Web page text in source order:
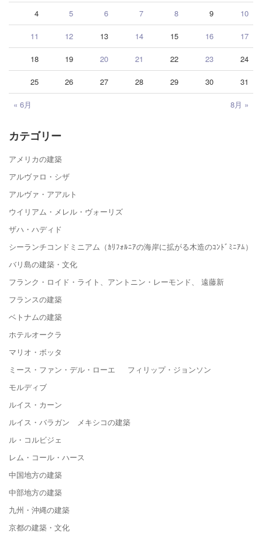
« 6月 8月 »
4 5 6 7 8 9 10
11 12 13 14 15 16 17
18 19 20 21 22 23 24
25 26 27 28 29 30 31
カテゴリー
アメリカの建築
アルヴァロ・シザ
アルヴァ・アアルト
ウイリアム・メレル・ヴォーリズ
ザハ・ハディド
シーランチコンドミニアム（ｶﾘﾌｫﾙﾆｱの海岸に拡がる木造のｺﾝﾄﾞﾐﾆｱﾑ）
バリ島の建築・文化
フランク・ロイド・ライト、アントニン・レーモンド、 遠藤新
フランスの建築
ベトナムの建築
ホテルオークラ
マリオ・ボッタ
ミース・ファン・デル・ローエ フィリップ・ジョンソン
モルディブ
ルイス・カーン
ルイス・バラガン メキシコの建築
ル・コルビジェ
レム・コール・ハース
中国地方の建築
中部地方の建築
九州・沖縄の建築
京都の建築・文化